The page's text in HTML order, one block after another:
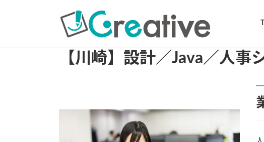
【川崎】設計／Java／人事